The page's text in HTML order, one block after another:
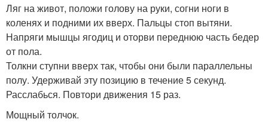
Ляг на живот, положи голову на руки, согни ноги в
коленях и подними их вверх. Пальцы стоп вытяни.
Напряги мышцы ягодиц и оторви переднюю часть бедер
от пола.
Толкни ступни вверх так, чтобы они были параллельны
полу. Удерживай эту позицию в течение 5 секунд.
Расслабься. Повтори движения 15 раз.
Мощный толчок.